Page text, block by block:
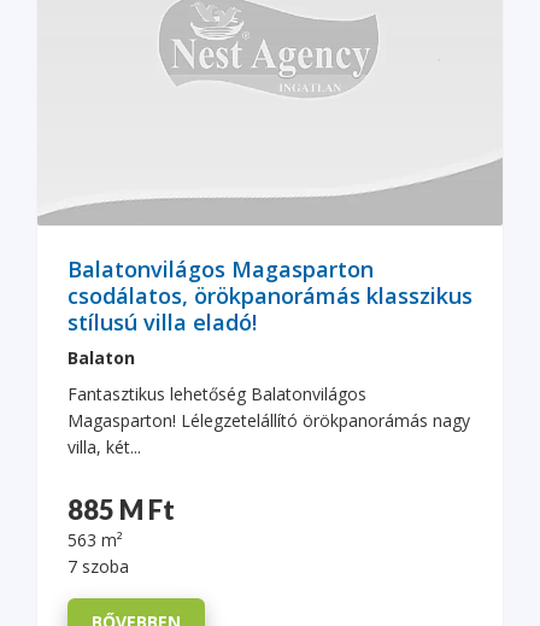
Balatonvilágos Magasparton
csodálatos, örökpanorámás klasszikus
stílusú villa eladó!
Balaton
Fantasztikus lehetőség Balatonvilágos
Magasparton! Lélegzetelállító örökpanorámás nagy
villa, két...
885 M Ft
563 m²
7 szoba